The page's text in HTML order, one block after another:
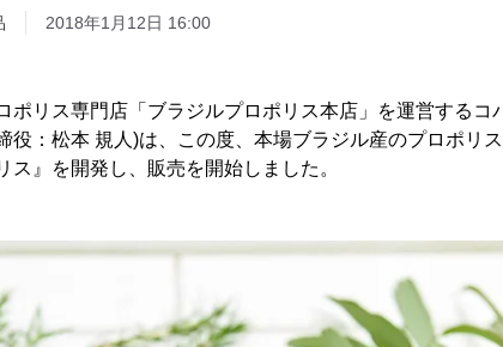
2018年1月12日 16:00
ポリス専門店「ブラジルプロポリス本店」を運営するコ
役：松本 規人)は、この度、本場ブラジル産のプロポリ
ス』を開発し、販売を開始しました。